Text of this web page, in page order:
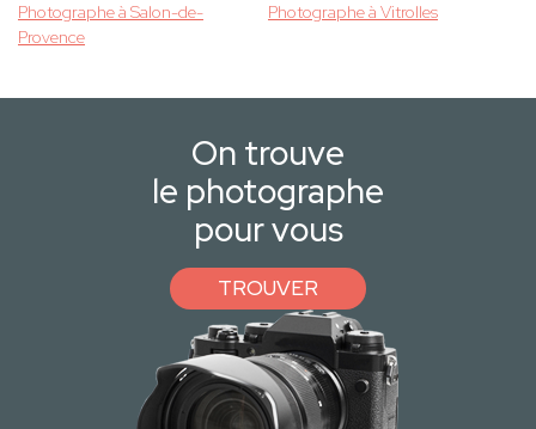
Photographe à Salon-de-
Provence
Photographe à Vitrolles
On trouve
le photographe
pour vous
TROUVER